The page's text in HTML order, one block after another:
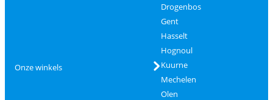
Onze winkels
Drogenbos
Gent
Hasselt
Hognoul
Kuurne
Mechelen
Olen